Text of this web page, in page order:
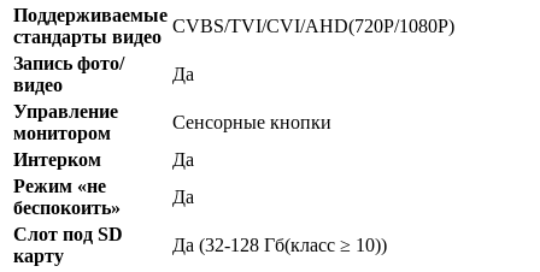
Поддерживаемые
стандарты видео
CVBS/TVI/CVI/AHD(720Р/1080P)
Запись фото/
видео
Да
Управление
монитором
Сенсорные кнопки
Интерком
Да
Режим «не
беспокоить»
Да
Слот под SD
карту
Да (32-128 Гб(класс ≥ 10))